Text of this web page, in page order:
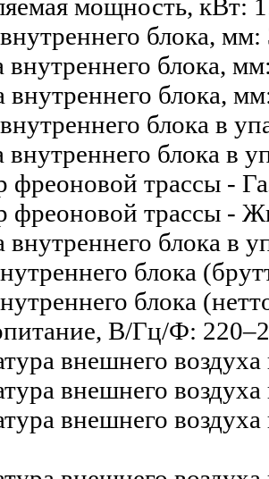
мощность, кВт:
блока, мм:
внутреннего блока,
блока,
блока в
внутреннего блока в
фреоновой трассы -
фреоновой трассы -
блока в
блока
блока
В/Гц/Ф:
внешнего
внешнего
внешнего